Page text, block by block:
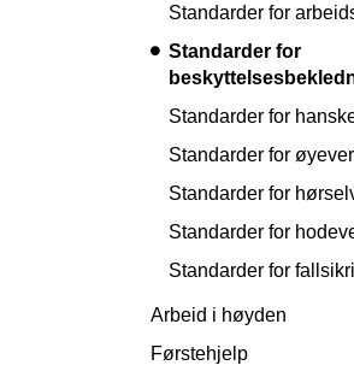
Standarder for
Standarder for
Standarder for
Standarder for
Standarder for
Standarder for
Standarder for
Arbeid i høyden
Førstehjelp